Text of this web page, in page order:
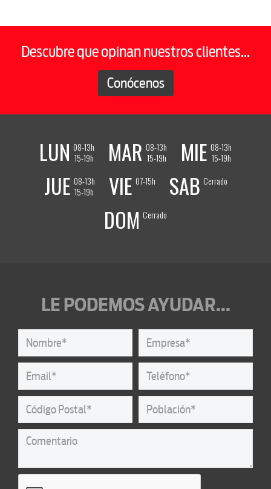
Descubre que opinan nuestros clientes...
Conócenos
LUN 08-13h
15-19h
MAR 08-13h
15-19h
MIE 08-13h
15-19h
JUE 08-13h
15-19h
VIE 07-15h SAB Cerrado
DOM Cerrado
LE PODEMOS AYUDAR...